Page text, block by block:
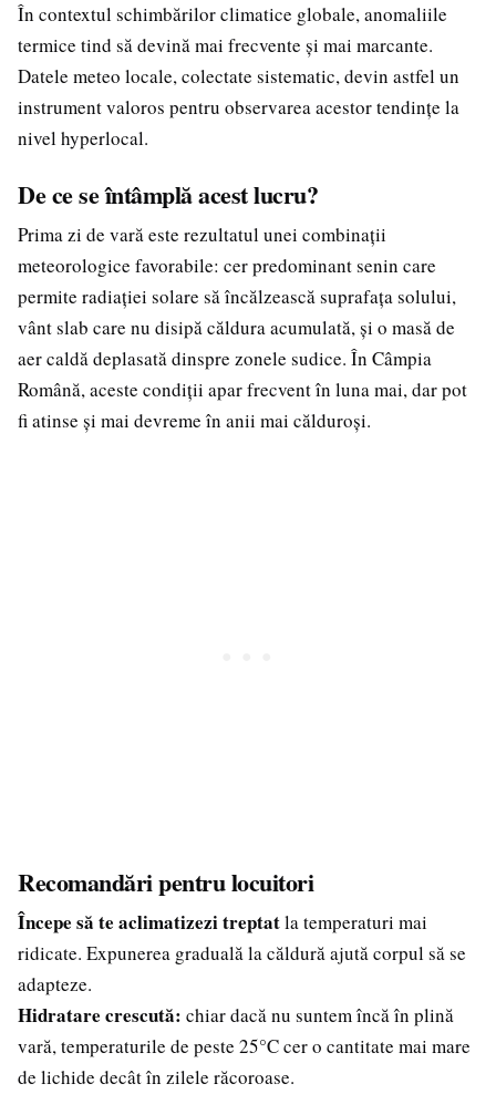
În contextul schimbărilor climatice globale, anomaliile
termice tind să devină mai frecvente și mai marcante.
Datele meteo locale, colectate sistematic, devin astfel un
instrument valoros pentru observarea acestor tendințe la
nivel hyperlocal.
De ce se întâmplă acest lucru?
Prima zi de vară este rezultatul unei combinații
meteorologice favorabile: cer predominant senin care
permite radiației solare să încălzească suprafața solului,
vânt slab care nu disipă căldura acumulată, și o masă de
aer caldă deplasată dinspre zonele sudice. În Câmpia
Română, aceste condiții apar frecvent în luna mai, dar pot
fi atinse și mai devreme în anii mai călduroși.
Recomandări pentru locuitori
Începe să te aclimatizezi treptatla temperaturi mai
ridicate. Expunerea graduală la căldură ajută corpul să se
adapteze.
Hidratare crescută: chiar dacă nu suntem încă în plină
vară, temperaturile de peste 25°C cer o cantitate mai mare
de lichide decât în zilele răcoroase.